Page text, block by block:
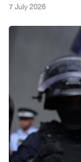
,7 July 2026